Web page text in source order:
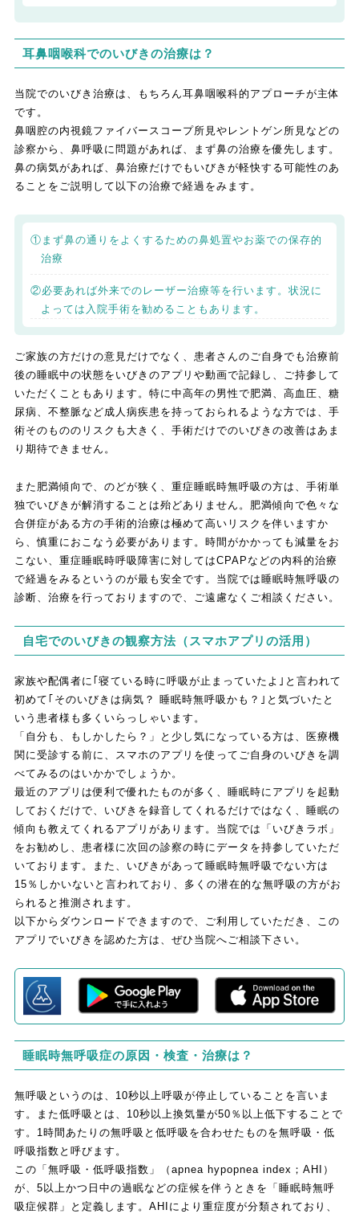
耳鼻咽喉科でのいびきの治療は？
当院でのいびき治療は、もちろん耳鼻咽喉科的アプローチが主体
です。
鼻咽腔の内視鏡ファイバースコープ所見やレントゲン所見などの
診察から、鼻呼吸に問題があれば、まず鼻の治療を優先します。
鼻の病気があれば、鼻治療だけでもいびきが軽快する可能性のあ
ることをご説明して以下の治療で経過をみます。
①まず鼻の通りをよくするための鼻処置やお薬での保存的
治療
②必要あれば外来でのレーザー治療等を行います。状況に
よっては入院手術を勧めることもあります。
ご家族の方だけの意見だけでなく、患者さんのご自身でも治療前
後の睡眠中の状態をいびきのアプリや動画で記録し、ご持参して
いただくこともあります。特に中高年の男性で肥満、高血圧、糖
尿病、不整脈など成人病疾患を持っておられるような方では、手
術そのもののリスクも大きく、手術だけでのいびきの改善はあま
り期待できません。
また肥満傾向で、のどが狭く、重症睡眠時無呼吸の方は、手術単
独でいびきが解消することは殆どありません。肥満傾向で色々な
合併症がある方の手術的治療は極めて高いリスクを伴いますか
ら、慎重におこなう必要があります。時間がかかっても減量をお
こない、重症睡眠時呼吸障害に対してはCPAPなどの内科的治療
で経過をみるというのが最も安全です。当院では睡眠時無呼吸の
診断、治療を行っておりますので、ご遠慮なくご相談ください。
自宅でのいびきの観察方法（スマホアプリの活用）
家族や配偶者に｢寝ている時に呼吸が止まっていたよ｣と言われて
初めて｢そのいびきは病気？ 睡眠時無呼吸かも？｣と気づいたと
いう患者様も多くいらっしゃいます。
「自分も、もしかしたら？」と少し気になっている方は、医療機
関に受診する前に、スマホのアプリを使ってご自身のいびきを調
べてみるのはいかかでしょうか。
最近のアプリは便利で優れたものが多く、睡眠時にアプリを起動
しておくだけで、いびきを録音してくれるだけではなく、睡眠の
傾向も教えてくれるアプリがあります。当院では「いびきラボ」
をお勧めし、患者様に次回の診察の時にデータを持参していただ
いております。また、いびきがあって睡眠時無呼吸でない方は
15％しかいないと言われており、多くの潜在的な無呼吸の方がお
られると推測されます。
以下からダウンロードできますので、ご利用していただき、この
アプリでいびきを認めた方は、ぜひ当院へご相談下さい。
睡眠時無呼吸症の原因・検査・治療は？
無呼吸というのは、10秒以上呼吸が停止していることを言いま
す。また低呼吸とは、10秒以上換気量が50％以上低下することで
す。1時間あたりの無呼吸と低呼吸を合わせたものを無呼吸・低
呼吸指数と呼びます。
この「無呼吸・低呼吸指数」（apnea hypopnea index；AHI）
が、5以上かつ日中の過眠などの症候を伴うときを「睡眠時無呼
吸症候群」と定義します。AHIにより重症度が分類されており、